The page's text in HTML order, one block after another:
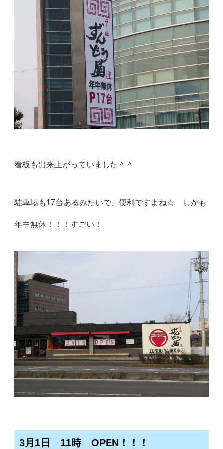
看板も出来上がっていました＾＾
駐車場も17台あるみたいで、便利ですよね☆ しかも
年中無休！！！すごい！
3月1日 11時 OPEN！！！